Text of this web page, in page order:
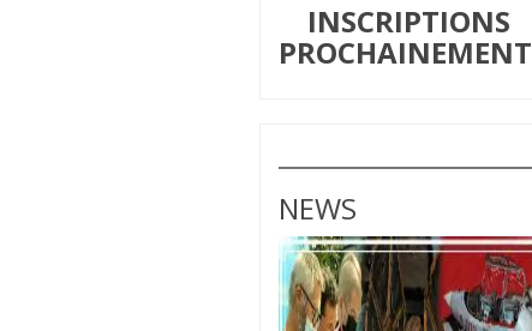
INSCRIPTIONS
PROCHAINEMENT
NEWS